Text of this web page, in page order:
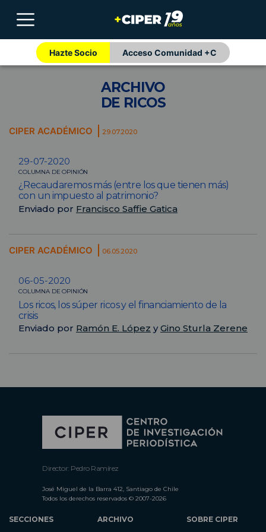
Hazte Socio Acceso Comunidad +C
ARCHIVO
DE RICOS
CIPER ACADÉMICO 29.07.2020
29-07-2020
COLUMNA DE OPINIÓN
¿Recaudaremos más (entre los que tienen más)
con un impuesto al patrimonio?
Enviado por Francisco Saffie Gatica
CIPER ACADÉMICO 06.05.2020
06-05-2020
COLUMNA DE OPINIÓN
Los ricos, los súper ricos y el financiamiento de la
crisis
Enviado por Ramón E. López yGino Sturla Zerene
Director: Pedro Ramírez
José Miguel de la Barra 412, Santiago de Chile
Todos los derechos reservados © 2007-2026
SECCIONES ARCHIVO SOBRE CIPER